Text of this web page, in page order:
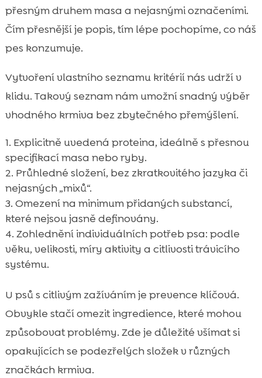
přesným druhem masa a nejasnými označeními.
Čím přesnější je popis, tím lépe pochopíme, co náš
pes konzumuje.
Vytvoření vlastního seznamu kritérií nás udrží v
klidu. Takový seznam nám umožní snadný výběr
vhodného krmiva bez zbytečného přemýšlení.
Explicitně uvedená proteina, ideálně s přesnou
specifikací masa nebo ryby.
Průhledné složení, bez zkratkovitého jazyka či
nejasných „mixů“.
Omezení na minimum přidaných substancí,
které nejsou jasně definovány.
Zohlednění individuálních potřeb psa: podle
věku, velikosti, míry aktivity a citlivosti trávicího
systému.
U psů s citlivým zažíváním je prevence klíčová.
Obvykle stačí omezit ingredience, které mohou
způsobovat problémy. Zde je důležité všímat si
opakujících se podezřelých složek v různých
značkách krmiva.